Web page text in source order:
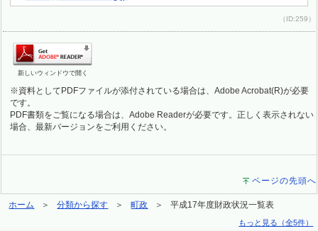
（ID:259）
新しいウィンドウで開く
※資料としてPDFファイルが添付されている場合は、Adobe Acrobat(R)が必要
です。
PDF書類をご覧になる場合は、Adobe Readerが必要です。正しく表示されない
場合、最新バージョンをご利用ください。
ページの先頭へ
ホーム 分類から探す 町政 平成17年度財政状況一覧表
もっと見る（全5件）